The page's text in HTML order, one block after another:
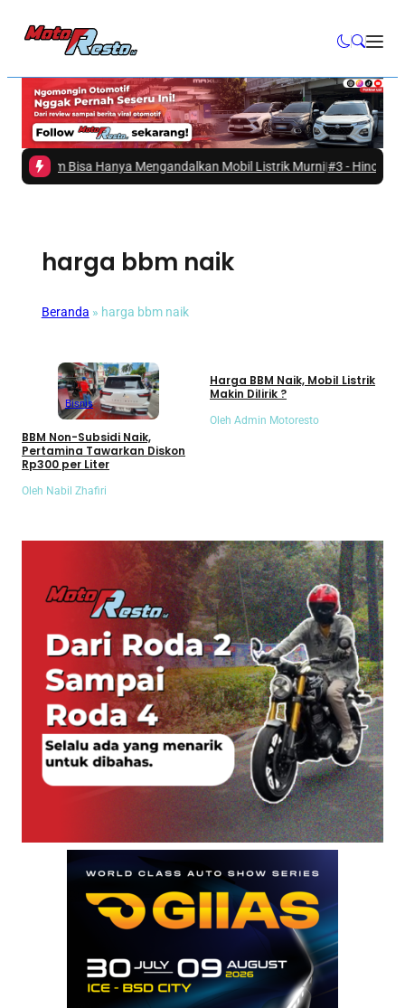
Bisa Hanya Mengandalkan Mobil Listrik Murni|#3 -Hino Ajak
harga bbm naik
Beranda » harga bbm naik
Bisnis
BBM Non-Subsidi Naik,
Pertamina Tawarkan Diskon
Rp300 per Liter
Oleh Nabil Zhafiri
Harga BBM Naik, Mobil Listrik
Makin Dilirik ?
Oleh Admin Motoresto